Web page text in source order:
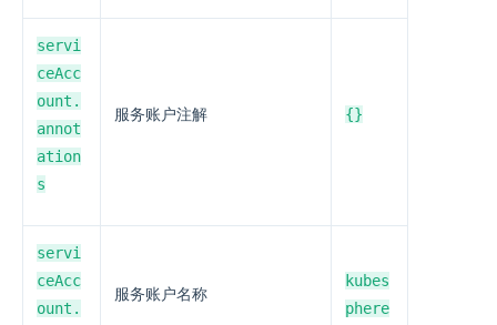
servi
ceAcc
ount.
annot
ation
s
服务账户注解 {}
servi
ceAcc
ount.
服务账户名称
kubes
phere